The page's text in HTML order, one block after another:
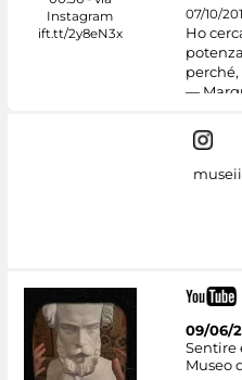
07/10/
Ho
—
09/06/
Sentire
Museo